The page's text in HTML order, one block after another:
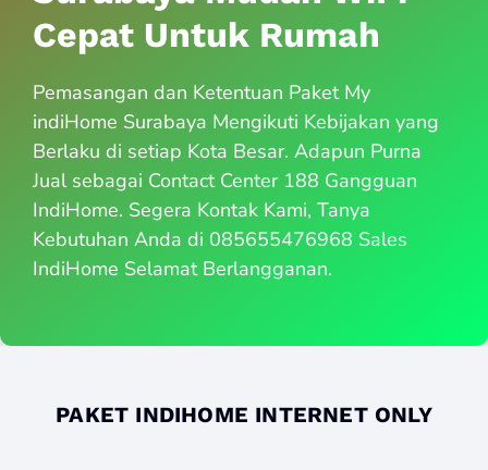
Cepat Untuk Rumah
Pemasangan dan Ketentuan Paket My
indiHome Surabaya Mengikuti Kebijakan yang
Berlaku di setiap Kota Besar. Adapun Purna
Jual sebagai Contact Center 188 Gangguan
IndiHome. Segera Kontak Kami, Tanya
Kebutuhan Anda di 085655476968 Sales
IndiHome Selamat Berlangganan.
PAKET INDIHOME INTERNET ONLY